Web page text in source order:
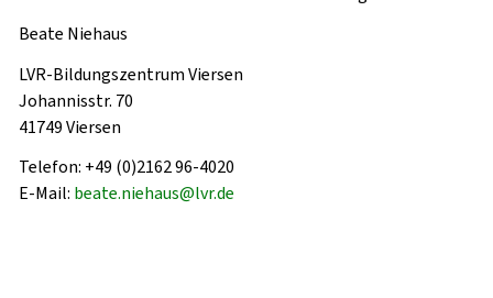
Beate Niehaus
LVR-Bildungszentrum Viersen
Johannisstr. 70
41749 Viersen
Telefon: +49 (0)2162 96-4020
E-Mail: beate.niehaus@lvr.de